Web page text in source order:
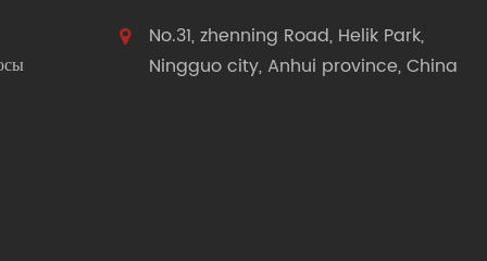
No.31, zhenning Road, Helik Park,
Ningguo city, Anhui province, China